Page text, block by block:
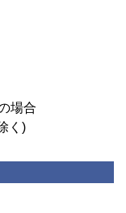
場合
く)